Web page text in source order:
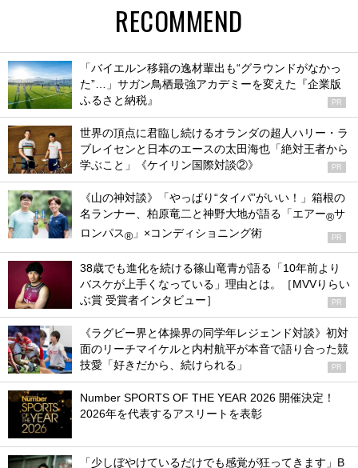
RECOMMEND
「バイエルン移籍の逸材輩出も“グラウンドがなかっ
た”…」サガン鳥栖最強アカデミーを変えた『企業版
ふるさと納税』
PR
世界の頂点に君臨し続けるオランダの超人ハリー・ラ
ブレイセンと日本のエースの太田海也「絶対王者から
学ぶこと」《ケイリン国際対談②》
PR
《山の神対談》「やっぱり“タイパ”がいい！」箱根の
名ランナー、柏原竜二と神野大地が語る「エアー®サ
ロンパス® 」×コンディショニング術 PR
38歳でも進化を続ける篠山竜青が語る「10年前より
バスケが上手くなっている」理由とは。［MVVりらい
ぶ賞 受賞者インタビュー］
PR
《ラグビー界と体操界の同学年レジェンド対談》初対
面のリーチマイケルと内村航平が本音で語り合った競
技愛「好きだから、続けられる」
PR
Number SPORTS OF THE YEAR 2026 開催決定！
2026年を代表するアスリートを表彰
「少しぼやけているだけでも感覚が狂ってきます」B